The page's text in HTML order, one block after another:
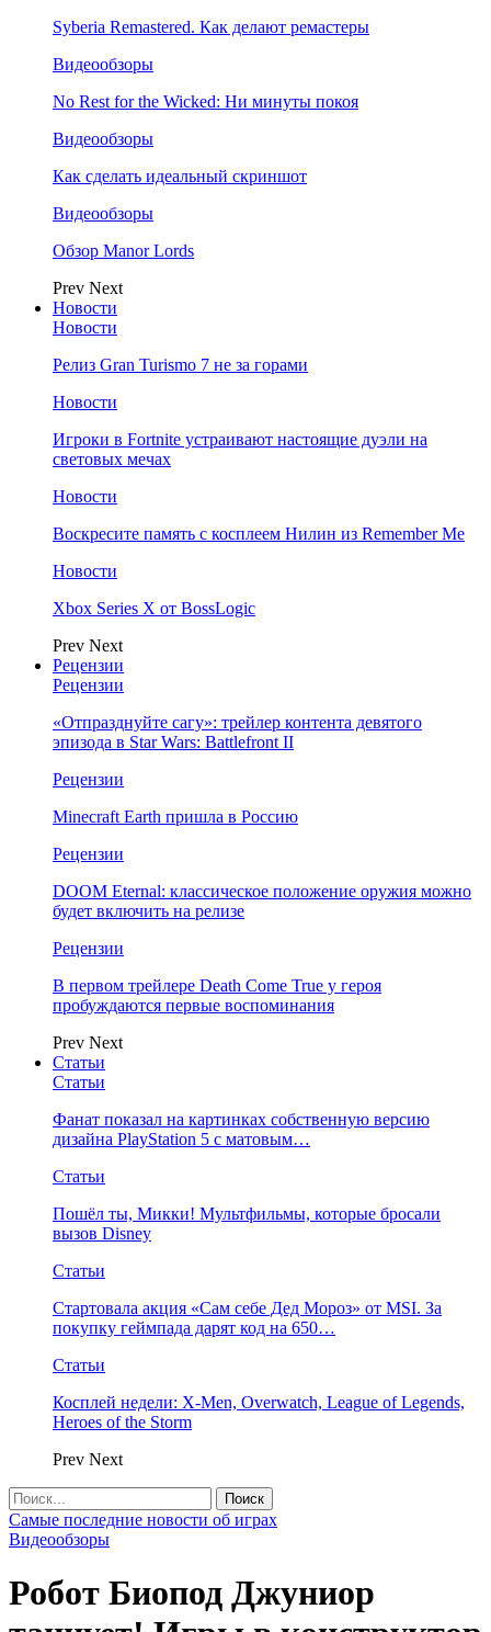
Syberia Remastered. Как делают ремастеры
Видеообзоры
No Rest for the Wicked: Ни минуты покоя
Видеообзоры
Как сделать идеальный скриншот
Видеообзоры
Обзор Manor Lords
Prev Next
Новости
Новости
Релиз Gran Turismo 7 не за горами
Новости
Игроки в Fortnite устраивают настоящие дуэли на
световых мечах
Новости
Воскресите память с косплеем Нилин из Remember Me
Новости
Xbox Series X от BossLogic
Prev Next
Рецензии
Рецензии
«Отпразднуйте сагу»: трейлер контента девятого
эпизода в Star Wars: Battlefront II
Рецензии
Minecraft Earth пришла в Россию
Рецензии
DOOM Eternal: классическое положение оружия можно
будет включить на релизе
Рецензии
В первом трейлере Death Come True у героя
пробуждаются первые воспоминания
Prev Next
Статьи
Статьи
Фанат показал на картинках собственную версию
дизайна PlayStation 5 с матовым…
Статьи
Пошёл ты, Микки! Мультфильмы, которые бросали
вызов Disney
Статьи
Стартовала акция «Сам себе Дед Мороз» от MSI. За
покупку геймпада дарят код на 650…
Статьи
Косплей недели: X-Men, Overwatch, League of Legends,
Heroes of the Storm
Prev Next
Самые последние новости об играх
Видеообзоры
Робот Биопод Джуниор